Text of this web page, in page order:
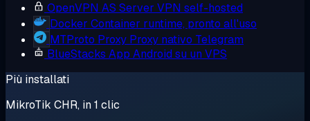
OpenVPN AS Server VPN self-hosted
Docker Container runtime, pronto all'uso
MTProto Proxy Proxy nativo Telegram
BlueStacks App Android su un VPS
Più installati
MikroTik CHR, in 1 clic